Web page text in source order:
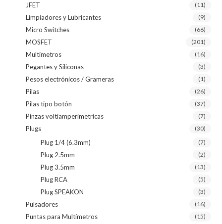
JFET (11)
Limpiadores y Lubricantes (9)
Micro Switches (66)
MOSFET (201)
Multímetros (16)
Pegantes y Siliconas (3)
Pesos electrónicos / Grameras (1)
Pilas (26)
Pilas tipo botón (37)
Pinzas voltiamperimetricas (7)
Plugs (30)
Plug 1/4 (6.3mm) (7)
Plug 2.5mm (2)
Plug 3.5mm (13)
Plug RCA (5)
Plug SPEAKON (3)
Pulsadores (16)
Puntas para Multímetros (15)